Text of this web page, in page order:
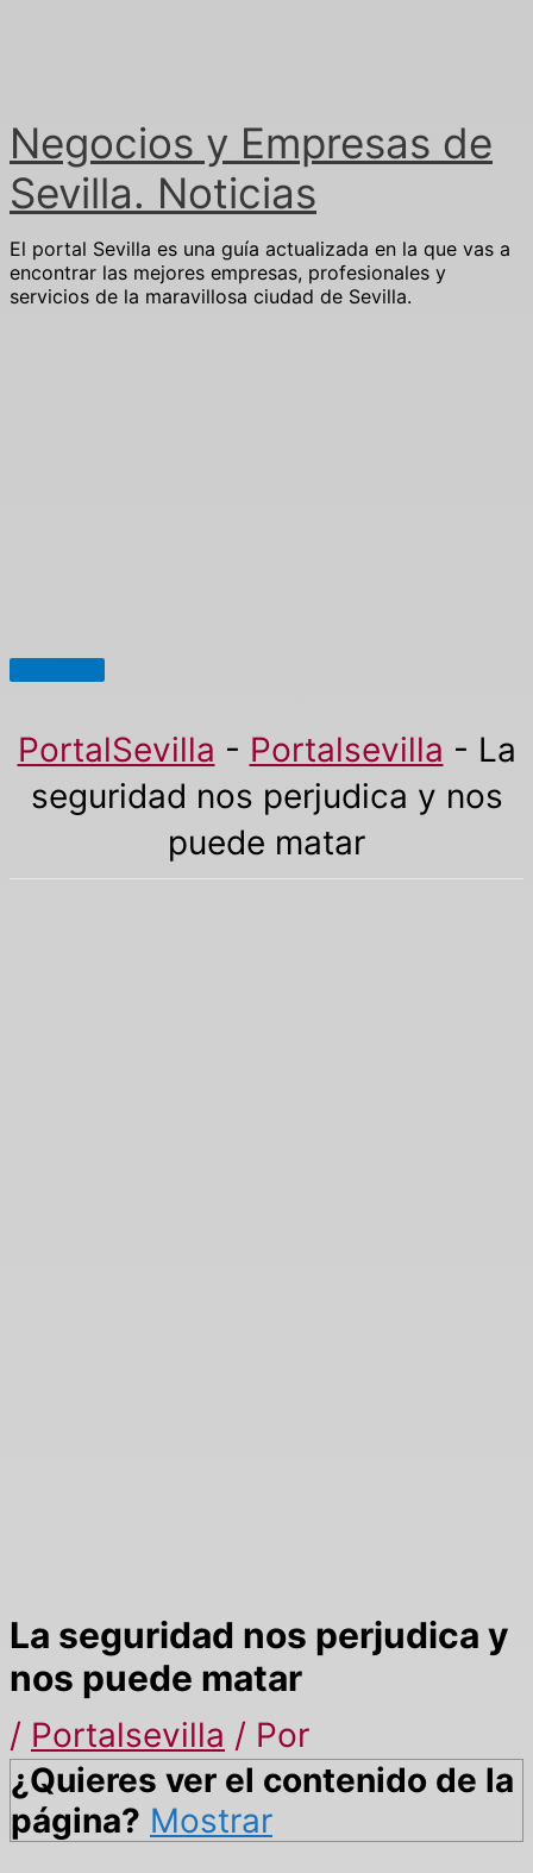
Negocios y Empresas de
Sevilla. Noticias
El portal Sevilla es una guía actualizada en la que vas a
encontrar las mejores empresas, profesionales y
servicios de la maravillosa ciudad de Sevilla.
Menú
PortalSevilla - Portalsevilla - La
seguridad nos perjudica y nos
puede matar
La seguridad nos perjudica y
nos puede matar
/ Portalsevilla / Por
¿Quieres ver el contenido de la
página? Mostrar